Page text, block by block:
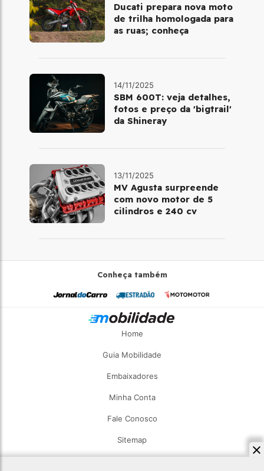
Ducati prepara nova moto
de trilha homologada para
as ruas; conheça
14/11/2025
SBM 600T: veja detalhes,
fotos e preço da 'bigtrail'
da Shineray
13/11/2025
MV Agusta surpreende
com novo motor de 5
cilindros e 240 cv
Conheça também
Home
Guia Mobilidade
Embaixadores
Minha Conta
Fale Conosco
Sitemap